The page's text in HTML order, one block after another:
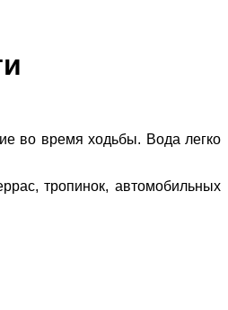
во время ходьбы. Вода легко
тропинок, автомобильных